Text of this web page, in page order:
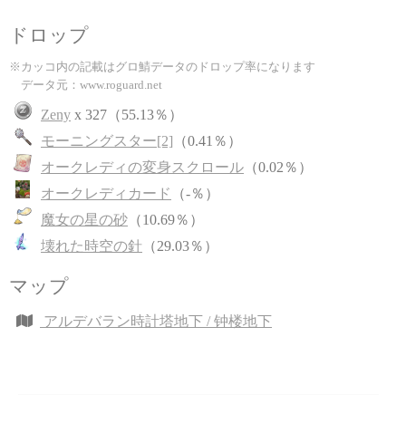
ドロップ
※カッコ内の記載はグロ鯖データのドロップ率になります
データ元：www.roguard.net
Zeny x 327（55.13％）
モーニングスター[2] （0.41％）
オークレディの変身スクロール （0.02％）
オークレディカード
（-％）
魔女の星の砂 （10.69％）
壊れた時空の針 （29.03％）
マップ
アルデバラン時計塔地下 / 钟楼地下